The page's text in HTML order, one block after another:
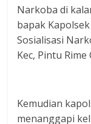
Narkoba di
bapak
Sosialisasi
Kec, Pintu Rime
Kemudian
menanggapi